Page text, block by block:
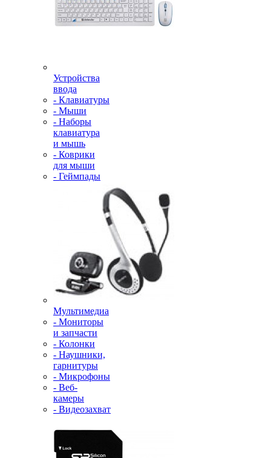
Устройства
ввода
- Клавиатуры
- Мыши
- Наборы
клавиатура
и мышь
- Коврики
для мыши
- Геймпады
Мультимедиа
- Мониторы
и запчасти
- Колонки
- Наушники,
гарнитуры
- Микрофоны
- Веб-
камеры
- Видеозахват